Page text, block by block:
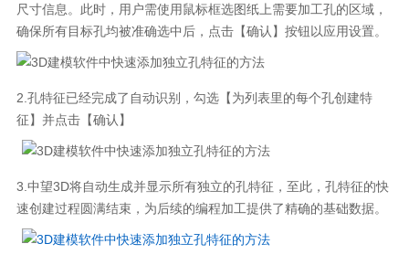
尺寸信息。此时，用户需使用鼠标框选图纸上需要加工孔的区域，
确保所有目标孔均被准确选中后，点击【确认】按钮以应用设置。
2.孔特征已经完成了自动识别，勾选【为列表里的每个孔创建特
征】并点击【确认】
3.中望3D将自动生成并显示所有独立的孔特征，至此，孔特征的快
速创建过程圆满结束，为后续的编程加工提供了精确的基础数据。